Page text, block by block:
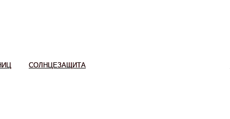
СОЛНЦЕЗАЩИТА
СОЛНЦЕЗАЩИТА